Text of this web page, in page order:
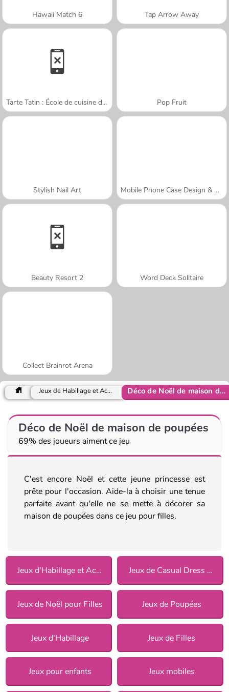
Hawaii Match 6 Tap Arrow Away
Tarte Tatin : École de cuisine de Sara Pop Fruit
Stylish Nail Art Mobile Phone Case Design & DIY
Beauty Resort 2 Word Deck Solitaire
Collect Brainrot Arena
Jeux de Habillage et Accessoires Déco de Noël de maison de poupées
Déco de Noël de maison de poupées
69% des joueurs aiment ce jeu
C'est encore Noël et cette jeune princesse est
prête pour l'occasion. Aide-la à choisir une tenue
parfaite avant qu'elle ne se mette à décorer sa
maison de poupées dans ce jeu pour filles.
Jeux d'Habillage et Accessoires Jeux de Casual Dress Up pour Filles
Jeux de Noël pour Filles Jeux de Poupées
Jeux d'Habillage Jeux de Filles
Jeux pour enfants Jeux mobiles